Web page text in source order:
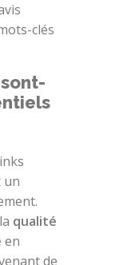
clés
un
qualité
en
de